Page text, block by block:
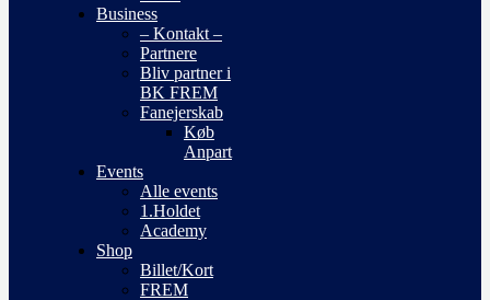
Business
– Kontakt –
Partnere
Bliv partner i
BK FREM
Fanejerskab
Køb
Anpart
Events
Alle events
1.Holdet
Academy
Shop
Billet/Kort
FREM